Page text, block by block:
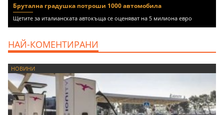
Брутална градушка потроши 1000 автомобила
Щетите за италианската автокъща се оценяват на 5 милиона евро
НАЙ-КОМЕНТИРАНИ
НОВИНИ